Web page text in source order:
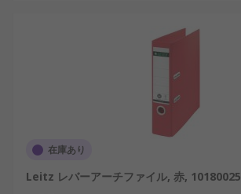
在庫あり
Leitz レバーアーチファイル, 赤, 10180025